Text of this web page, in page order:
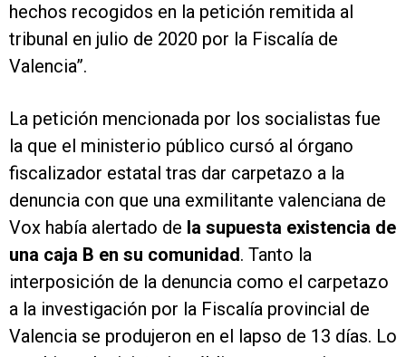
hechos recogidos en la petición remitida al
tribunal en julio de 2020 por la Fiscalía de
Valencia”.
La petición mencionada por los socialistas fue
la que el ministerio público cursó al órgano
fiscalizador estatal tras dar carpetazo a la
denuncia con que una exmilitante valenciana de
Vox había alertado de la supuesta existencia de
una caja B en su comunidad. Tanto la
interposición de la denuncia como el carpetazo
a la investigación por la Fiscalía provincial de
Valencia se produjeron en el lapso de 13 días. Lo